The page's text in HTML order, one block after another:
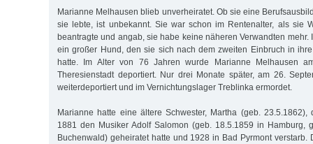
Marianne Melhausen blieb unverheiratet. Ob sie eine
sie lebte, ist unbekannt. Sie war schon im Rentenalter, als sie
beantragte und angab, sie habe keine näheren Verwandten mehr.
ein großer Hund, den sie sich nach dem zweiten Einbruch in
hatte. Im Alter von 76 Jahren wurde Marianne Melhausen
Theresienstadt deportiert. Nur drei Monate später, am 26.
weiterdeportiert und im Vernichtungslager Treblinka ermordet.
Marianne hatte eine ältere Schwester, Martha (geb. 23.5.1862),
1881 den Musiker Adolf Salomon (geb. 18.5.1859 in Hamburg,
Buchenwald) geheiratet hatte und 1928 in Bad Pyrmont verstarb.